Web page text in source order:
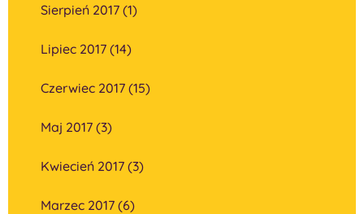
Sierpień 2017 (1)
Lipiec 2017 (14)
Czerwiec 2017 (15)
Maj 2017 (3)
Kwiecień 2017 (3)
Marzec 2017 (6)